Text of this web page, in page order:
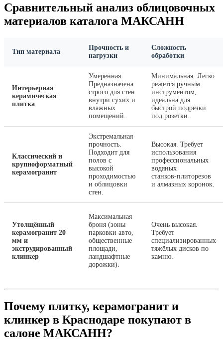
Сравнительный анализ облицовочных
материалов каталога МАКСАНН
Тип материала
Прочность и
нагрузки
Сложность
обработки
Интерьерная
керамическая
плитка
Умеренная.
Предназначена
строго для стен
внутри сухих и
влажных
помещений.
Минимальная. Легко
режется ручным
инструментом,
идеальна для
быстрой подрезки
под розетки.
Классический и
крупноформатный
керамогранит
Экстремальная
прочность.
Подходит для
полов с
высокой
проходимостью
и облицовки
стен.
Высокая. Требует
использования
профессиональных
водяных
станков‑плиторезов
и алмазных коронок.
Утолщённый
керамогранит 20
мм и
экструдированный
клинкер
Максимальная
броня (зоны
парковки авто,
общественные
площади,
ландшафтные
дорожки).
Очень высокая.
Требует
специализированных
тяжёлых дисков по
камню.
Почему плитку, керамогранит и
клинкер в Краснодаре покупают в
салоне МАКСАНН?